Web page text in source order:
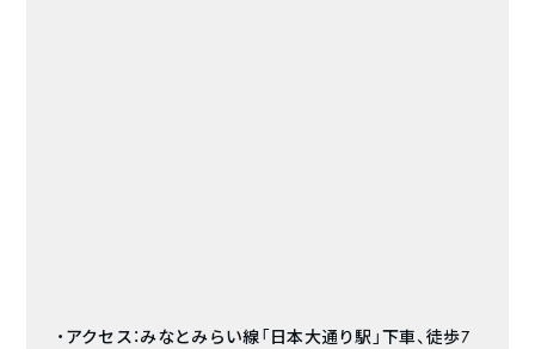
・アクセス：みなとみらい線「日本大通り駅」下車、徒歩7